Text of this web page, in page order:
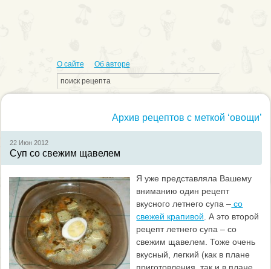
О сайте Об авторе
Архив рецептов с меткой ‘овощи’
22 Июн2012
Суп со свежим щавелем
Я уже представляла Вашему
вниманию один рецепт
вкусного летнего супа – со
свежей крапивой . А это второй
рецепт летнего супа – со
свежим щавелем. Тоже очень
вкусный, легкий (как в плане